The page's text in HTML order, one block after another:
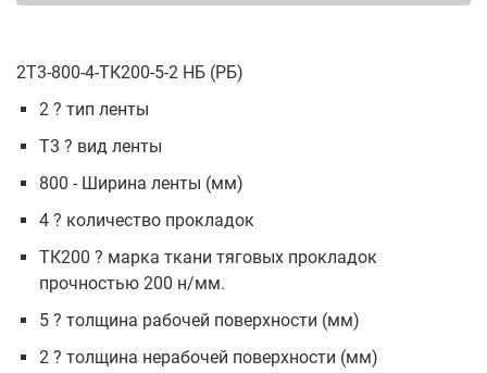
2Т3-800-4-ТК200-5-2 НБ (РБ)
2 ? тип ленты
Т3 ? вид ленты
800 - Ширина ленты (мм)
4 ? количество прокладок
ТК200 ? марка ткани тяговых прокладок
прочностью 200 н/мм.
5 ? толщина рабочей поверхности (мм)
2 ? толщина нерабочей поверхности (мм)